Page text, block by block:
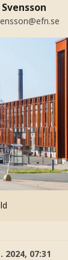
2024, 07:31